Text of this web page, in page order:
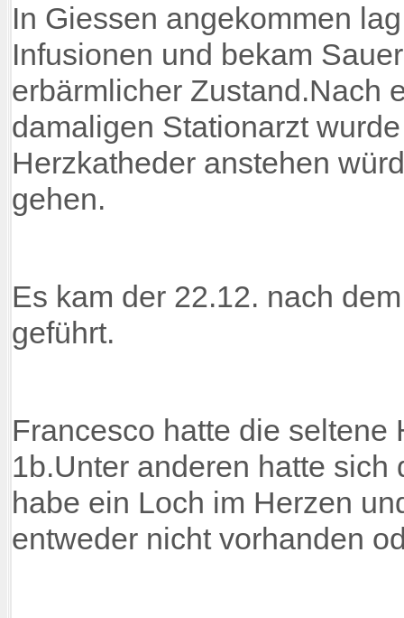
In Giessen angekommen
Infusionen und bekam
erbärmlicher Zustand.Nach
damaligen Stationarzt
Herzkatheder anstehen
gehen.
Es kam der 22.12. nach
geführt.
Francesco hatte die seltene
1b.Unter anderen hatte
habe ein Loch im Herzen
entweder nicht vorhanden